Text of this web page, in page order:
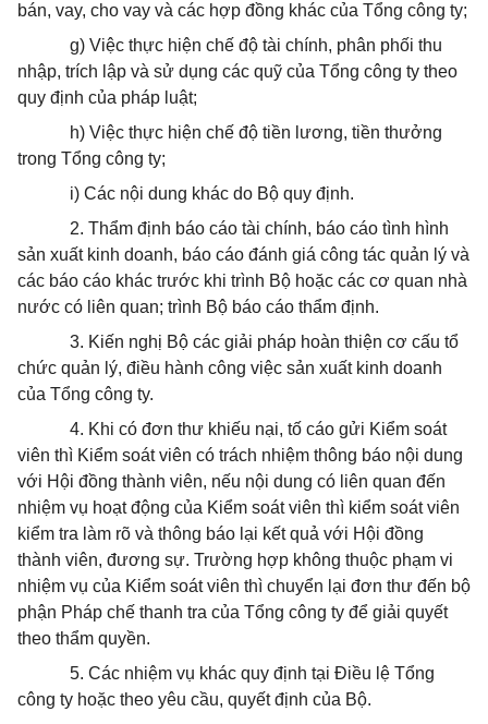
bán, vay, cho vay và các hợp đồng khác của Tổng công ty;
g) Việc thực hiện chế độ tài chính, phân phối thu
nhập, trích lập và sử dụng các quỹ của Tổng công ty theo
quy định của pháp luật;
h) Việc thực hiện chế độ tiền lương, tiền thưởng
trong Tổng công ty;
i) Các nội dung khác do Bộ quy định.
2. Thẩm định báo cáo tài chính, báo cáo tình hình
sản xuất kinh doanh, báo cáo đánh giá công tác quản lý và
các báo cáo khác trước khi trình Bộ hoặc các cơ quan nhà
nước có liên quan; trình Bộ báo cáo thẩm định.
3. Kiến nghị Bộ các giải pháp hoàn thiện cơ cấu tổ
chức quản lý, điều hành công việc sản xuất kinh doanh
của Tổng công ty.
4. Khi có đơn thư khiếu nại, tố cáo gửi Kiểm soát
viên thì Kiểm soát viên có trách nhiệm thông báo nội dung
với Hội đồng thành viên, nếu nội dung có liên quan đến
nhiệm vụ hoạt động của Kiểm soát viên thì kiểm soát viên
kiểm tra làm rõ và thông báo lại kết quả với Hội đồng
thành viên, đương sự. Trường hợp không thuộc phạm vi
nhiệm vụ của Kiểm soát viên thì chuyển lại đơn thư đến bộ
phận Pháp chế thanh tra của Tổng công ty để giải quyết
theo thẩm quyền.
5. Các nhiệm vụ khác quy định tại Điều lệ Tổng
công ty hoặc theo yêu cầu, quyết định của Bộ.